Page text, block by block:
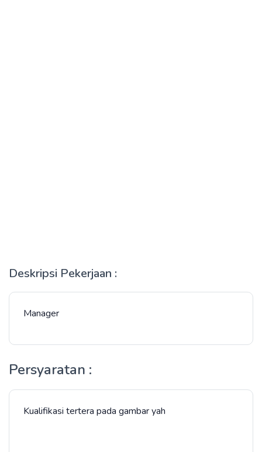
Deskripsi Pekerjaan :
Manager
Persyaratan :
Kualifikasi tertera pada gambar yah